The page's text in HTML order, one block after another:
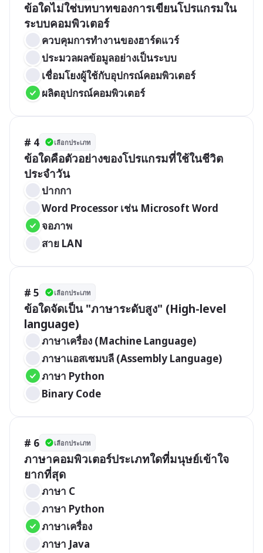
ข้อใดไม่ใช่บทบาทของการเขียนโปรแกรมใน
ระบบคอมพิวเตอร์
ควบคุมการทำงานของฮาร์ดแวร์
ประมวลผลข้อมูลอย่างเป็นระบบ
เชื่อมโยงผู้ใช้กับอุปกรณ์คอมพิวเตอร์
ผลิตอุปกรณ์คอมพิวเตอร์
# 4 เลือกประเภท
ข้อใดคือตัวอย่างของโปรแกรมที่ใช้ในชีวิต
ประจำวัน
ปากกา
Word Processor เช่น Microsoft Word
จอภาพ
สาย LAN
# 5 เลือกประเภท
ข้อใดจัดเป็น "ภาษาระดับสูง" (High-level
language)
ภาษาเครื่อง (Machine Language)
ภาษาแอสเซมบลี (Assembly Language)
ภาษา Python
Binary Code
# 6 เลือกประเภท
ภาษาคอมพิวเตอร์ประเภทใดที่มนุษย์เข้าใจ
ยากที่สุด
ภาษา C
ภาษา Python
ภาษาเครื่อง
ภาษา Java